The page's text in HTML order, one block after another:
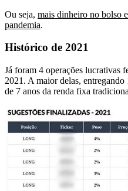
Ou seja, mais dinheiro no bolso
pandemia.
Histórico de 2021
Já foram 4 operações lucrativas
2021. A maior delas,
de 7 anos da renda fixa